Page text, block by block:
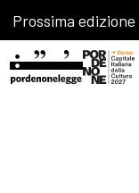
Prossima edizione